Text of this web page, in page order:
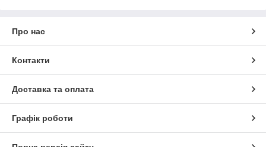
Про нас
Контакти
Доставка та оплата
Графік роботи